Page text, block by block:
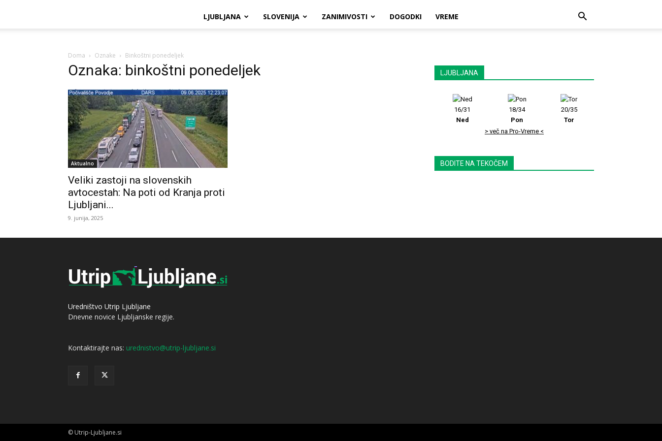
LJUBLJANA SLOVENIJA ZANIMIVOSTI DOGODKI VREME
Doma Oznake Binkoštni ponedeljek
Oznaka: binkoštni ponedeljek
Aktualno
Veliki zastoji na slovenskih
avtocestah: Na poti od Kranja proti
Ljubljani...
9. junija, 2025
LJUBLJANA
16/31
Ned
18/34
Pon
20/35
Tor
> več na Pro-Vreme <
BODITE NA TEKOČEM
Uredništvo Utrip Ljubljane
Dnevne novice Ljubljanske regije.
Kontaktirajte nas: urednistvo@utrip-ljubljane.si
© Utrip-Ljubljane.si